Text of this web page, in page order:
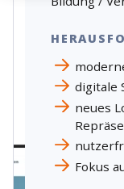
digitale
neues
Fokus